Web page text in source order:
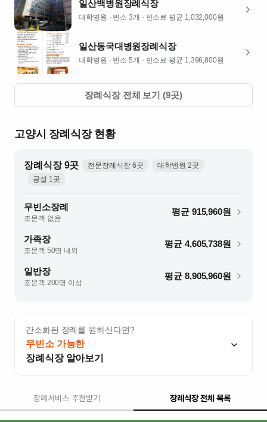
빈소 평균비
1,040,000
일산백병원장례식장
대학병원 · 빈소 3개 · 빈소료 평균 1,032,000원
일산동국대병원장례식장
대학병원 · 빈소 5개 · 빈소료 평균 1,396,800원
장례식장 전체 보기 (9곳)
고양시 장례식장 현황
장례식장9곳 전문장례식장 6곳 대학병원 2곳
공설 1곳
무빈소장례
조문객 없음
평균 915,960원
가족장
조문객 50명 내외
평균 4,605,738원
일반장
조문객 200명 이상
평균 8,905,960원
간소화된 장례를 원하신다면?
무빈소 가능한
장례식장 알아보기
장례서비스 추천받기 장례식장 전체 목록